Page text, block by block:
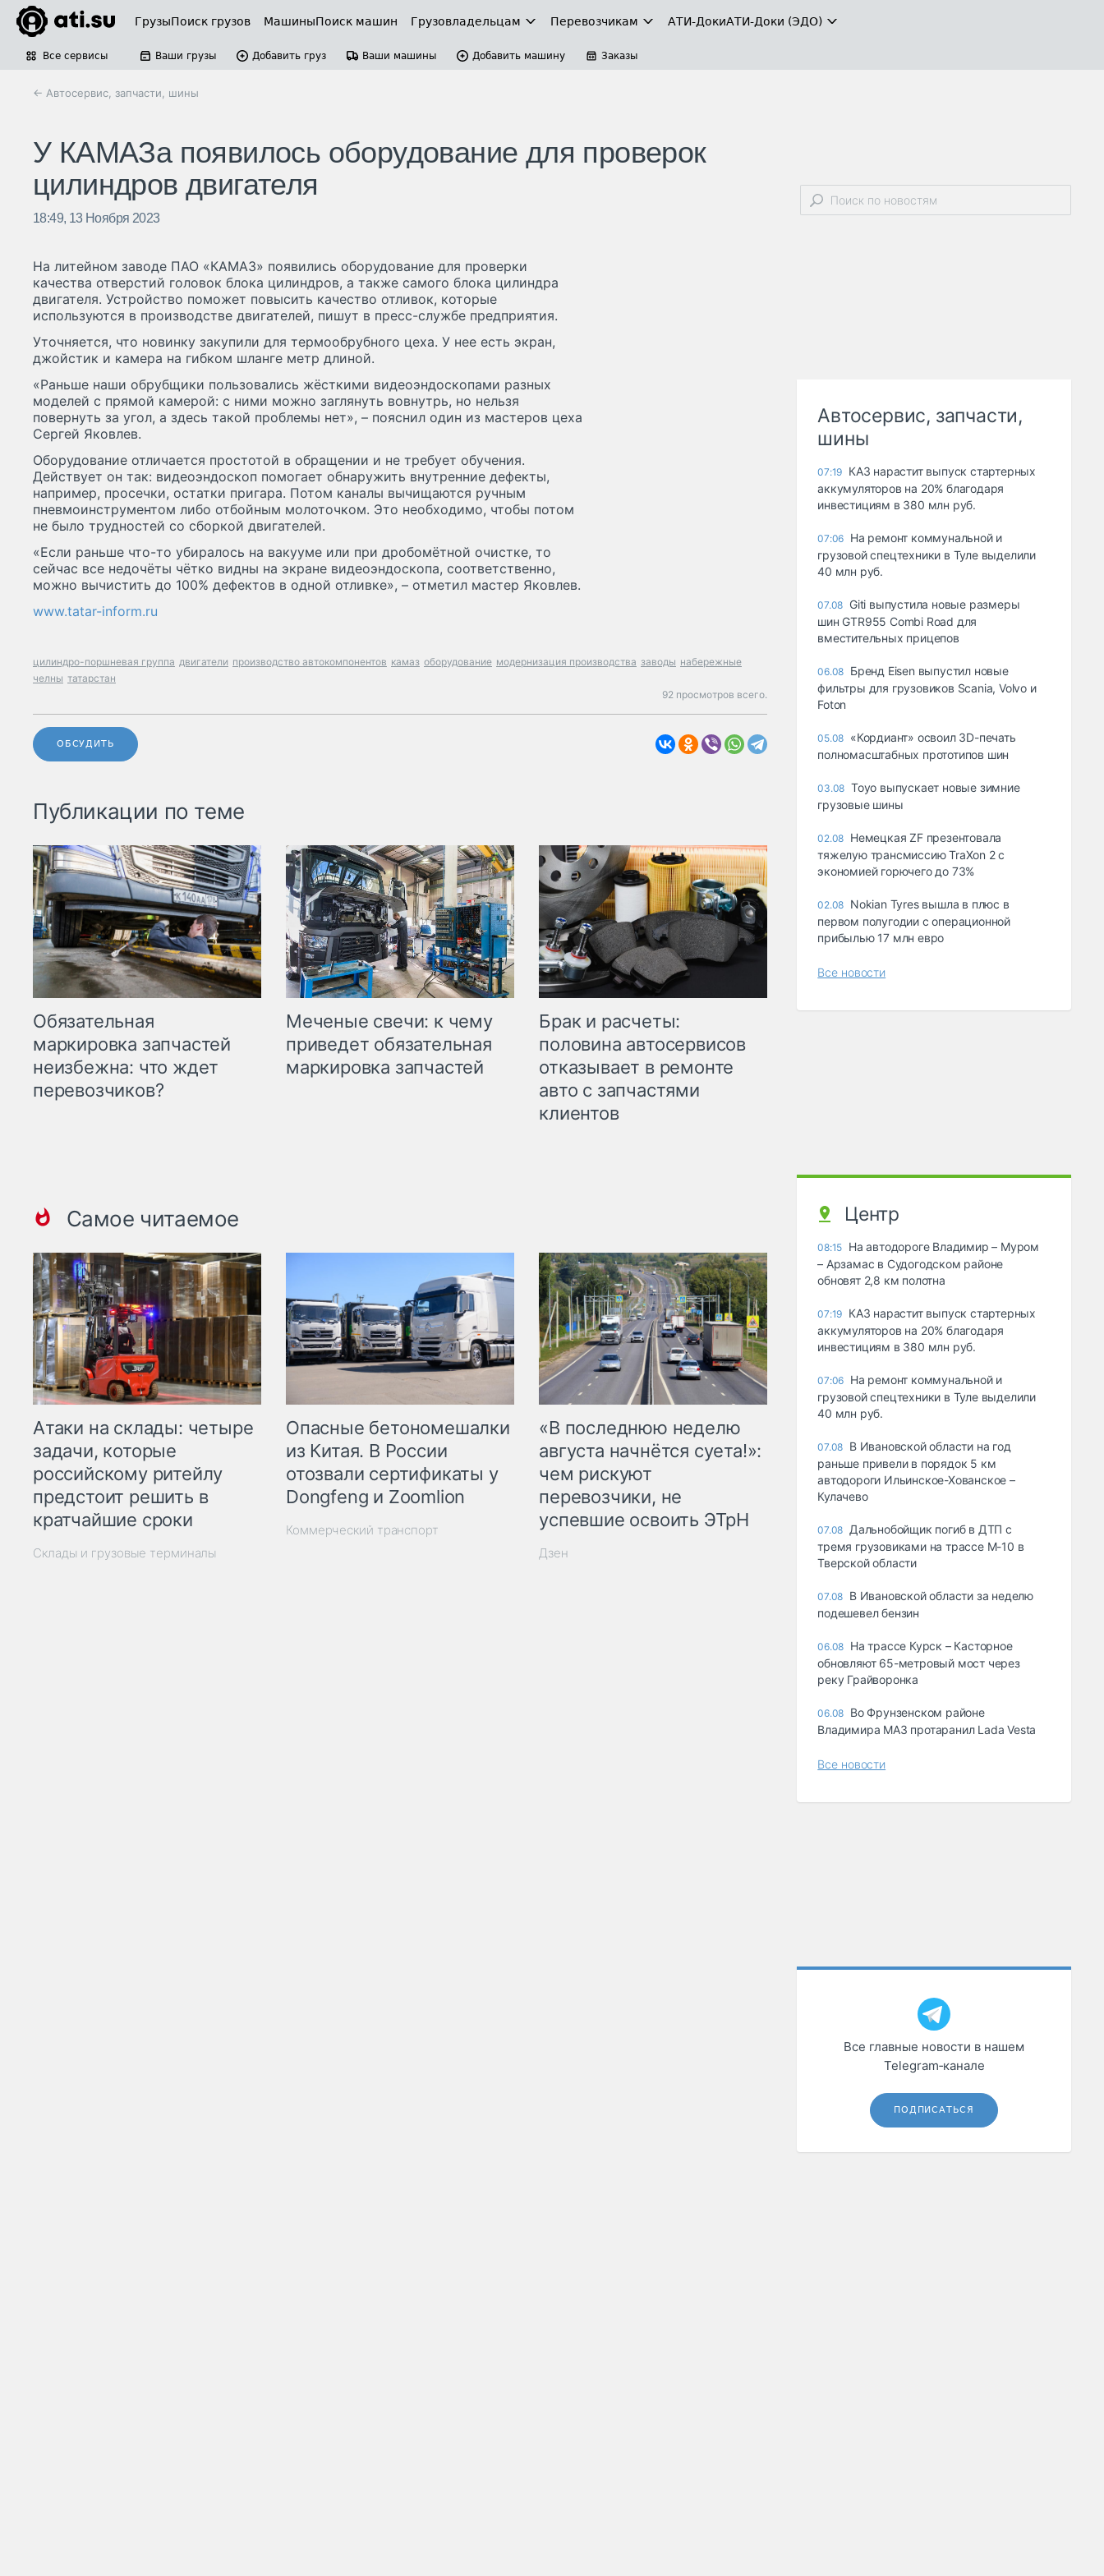
ГрузыПоиск грузов МашиныПоиск машин Грузовладельцам Перевозчикам АТИ-ДокиАТИ-Доки (ЭДО)
Все сервисы Ваши грузы Добавить груз Ваши машины Добавить машину Заказы
← Автосервис, запчасти, шины
У КАМАЗа появилось оборудование для проверок
цилиндров двигателя
18:49, 13 Ноября 2023
На литейном заводе ПАО «КАМАЗ» появились оборудование для проверки
качества отверстий головок блока цилиндров, а также самого блока цилиндра
двигателя. Устройство поможет повысить качество отливок, которые
используются в производстве двигателей, пишут в пресс-службе предприятия.
Уточняется, что новинку закупили для термообрубного цеха. У нее есть экран,
джойстик и камера на гибком шланге метр длиной.
«Раньше наши обрубщики пользовались жёсткими видеоэндоскопами разных
моделей с прямой камерой: с ними можно заглянуть вовнутрь, но нельзя
повернуть за угол, а здесь такой проблемы нет», – пояснил один из мастеров цеха
Сергей Яковлев.
Оборудование отличается простотой в обращении и не требует обучения.
Действует он так: видеоэндоскоп помогает обнаружить внутренние дефекты,
например, просечки, остатки пригара. Потом каналы вычищаются ручным
пневмоинструментом либо отбойным молоточком. Это необходимо, чтобы потом
не было трудностей со сборкой двигателей.
«Если раньше что-то убиралось на вакууме или при дробомётной очистке, то
сейчас все недочёты чётко видны на экране видеоэндоскопа, соответственно,
можно вычистить до 100% дефектов в одной отливке», – отметил мастер Яковлев.
www.tatar-inform.ru
цилиндро-поршневая группа двигатели производство автокомпонентов камаз оборудование модернизация производства заводы набережные
челны татарстан
92 просмотров всего.
ОБСУДИТЬ
Публикации по теме
Обязательная
маркировка запчастей
неизбежна: что ждет
перевозчиков?
Меченые свечи: к чему
приведет обязательная
маркировка запчастей
Брак и расчеты:
половина автосервисов
отказывает в ремонте
авто с запчастями
клиентов
Самое читаемое
Атаки на склады: четыре
задачи, которые
российскому ритейлу
предстоит решить в
кратчайшие сроки
Склады и грузовые терминалы
Опасные бетономешалки
из Китая. В России
отозвали сертификаты у
Dongfeng и Zoomlion
Коммерческий транспорт
«В последнюю неделю
августа начнётся суета!»:
чем рискуют
перевозчики, не
успевшие освоить ЭТрН
Дзен
Автосервис, запчасти,
шины
07:19 КАЗ нарастит выпуск стартерных
аккумуляторов на 20% благодаря
инвестициям в 380 млн руб.
07:06 На ремонт коммунальной и
грузовой спецтехники в Туле выделили
40 млн руб.
07.08 Giti выпустила новые размеры
шин GTR955 Combi Road для
вместительных прицепов
06.08 Бренд Eisen выпустил новые
фильтры для грузовиков Scania, Volvo и
Foton
05.08 «Кордиант» освоил 3D-печать
полномасштабных прототипов шин
03.08 Toyo выпускает новые зимние
грузовые шины
02.08 Немецкая ZF презентовала
тяжелую трансмиссию TraXon 2 с
экономией горючего до 73%
02.08 Nokian Tyres вышла в плюс в
первом полугодии с операционной
прибылью 17 млн евро
Все новости
Центр
08:15 На автодороге Владимир – Муром
– Арзамас в Судогодском районе
обновят 2,8 км полотна
07:19 КАЗ нарастит выпуск стартерных
аккумуляторов на 20% благодаря
инвестициям в 380 млн руб.
07:06 На ремонт коммунальной и
грузовой спецтехники в Туле выделили
40 млн руб.
07.08 В Ивановской области на год
раньше привели в порядок 5 км
автодороги Ильинское-Хованское –
Кулачево
07.08 Дальнобойщик погиб в ДТП с
тремя грузовиками на трассе М-10 в
Тверской области
07.08 В Ивановской области за неделю
подешевел бензин
06.08 На трассе Курск – Касторное
обновляют 65-метровый мост через
реку Грайворонка
06.08 Во Фрунзенском районе
Владимира МАЗ протаранил Lada Vesta
Все новости
Все главные новости в нашем
Telegram‑канале
ПОДПИСАТЬСЯ